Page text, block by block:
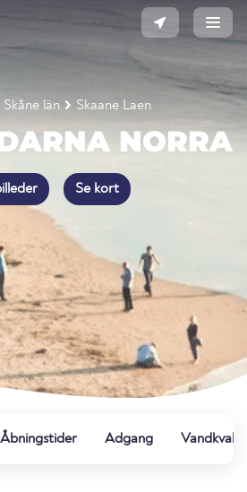
Skåne län Skaane Laen
NORRA
Se kort
Åbningstider Adgang